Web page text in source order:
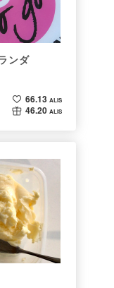
ンダ
66.13 ALIS
46.20 ALIS